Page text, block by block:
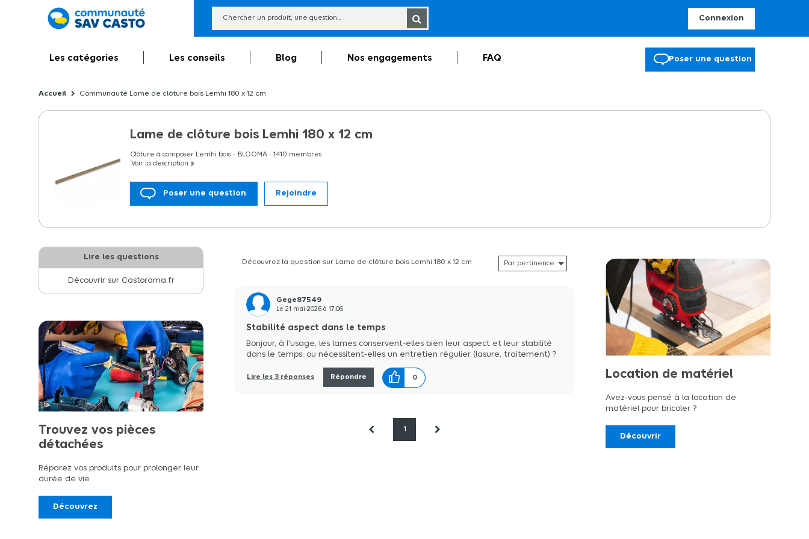
Connexion
Communauté Lame de clôture bois Lemhi 180 x 12 cm
Les catégories Les conseils Blog Nos engagements FAQ Poser une question
Lame de clôture bois Lemhi 180 x 12 cm
Clôture à composer Lemhi bois BLOOMA - 1410 membres
Voir la description
Vous souhaitez vous protéger des regards indiscrets? La lame bois LEMHI est fait pour vous ! Les lames en bois vous permettent de délimiter votre extérieur. A vous, un espace design et
tendance !
Poser une question Rejoindre
Lire les questions
Découvrir sur Castorama.fr
Trouvez vos pièces
détachées
Réparez vos produits pour prolonger leur
durée de vie
Découvrez
Découvrez la question sur Lame de clôture bois Lemhi 180 x 12 cm
Gege87549
Le21 mai 2026 à17:06
Stabilité aspect dans le temps
Bonjour, à l'usage, les lames conservent-elles bien leur aspect et leur stabilité
dans le temps, ou nécessitent-elles un entretien régulier (lasure, traitement) ?
Lire les 3 réponses Répondre 0
1
Location de matériel
Avez-vous pensé à la location de
matériel pour bricoler ?
Découvrir